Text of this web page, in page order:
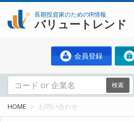
長期投資家のためのIR情報
バリュートレンド
会員登録
検索
HOME お問い合わせ